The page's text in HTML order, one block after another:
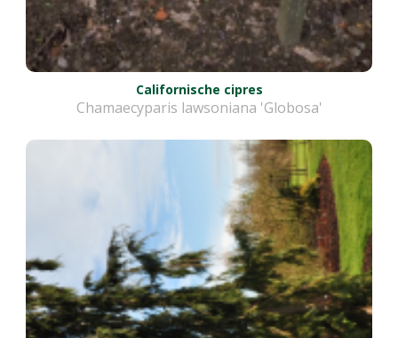
Californische cipres
Chamaecyparis lawsoniana 'Globosa'